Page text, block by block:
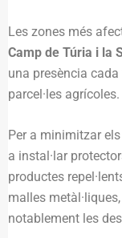
Les zones més
Camp de Túria i la
una presència
parcel·les agrícoles.
Per a minimitzar
a instal·lar
productes
malles
notablement les